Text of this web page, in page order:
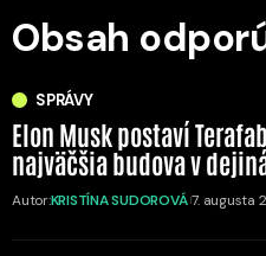
Obsah
SPRÁVY
Elon Musk postaví
najväčšia budova v
Autor:KRISTÍNA SUDOROVÁ 7. augusta